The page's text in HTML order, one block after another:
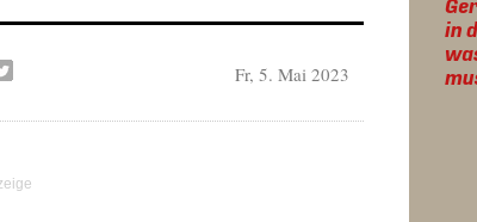
Fr, 5. Mai 2023